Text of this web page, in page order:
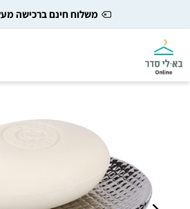
משלוח חינם ברכישה מעל 400 ש"ח